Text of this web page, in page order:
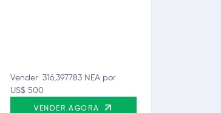
Vender 316,397783 NEA por
US$ 500
VENDER AGORA